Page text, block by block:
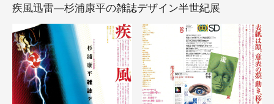
疾風迅雷―杉浦康平の雑誌デザイン半世紀展